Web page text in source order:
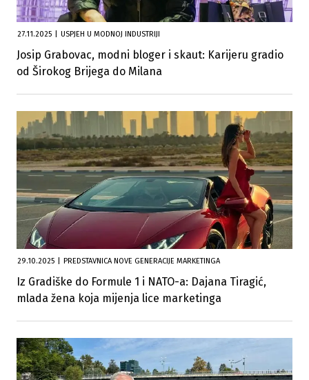
27.11.2025 USPJEH U MODNOJ INDUSTRIJI
Josip Grabovac, modni bloger i skaut: Karijeru gradio
od Širokog Brijega do Milana
29.10.2025 PREDSTAVNICA NOVE GENERACIJE MARKETINGA
Iz Gradiške do Formule 1 i NATO-a: Dajana Tiragić,
mlada žena koja mijenja lice marketinga